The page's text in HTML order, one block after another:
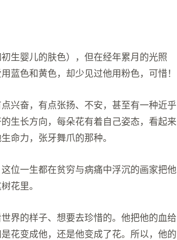
生婴儿的肤色），但在经年累月的光照
蓝色和黄色，却少见过他用粉色，可惜！
兴奋，有点张扬、不安，甚至有一种近乎
生长方向，每朵花有着自己姿态，看起来
命力，张牙舞爪的那种。
位一生都在贫穷与病痛中浮沉的画家把他
花里。
界的样子、想要去珍惜的。他把他的血给
花变成他，还是他变成了花。所以，他的